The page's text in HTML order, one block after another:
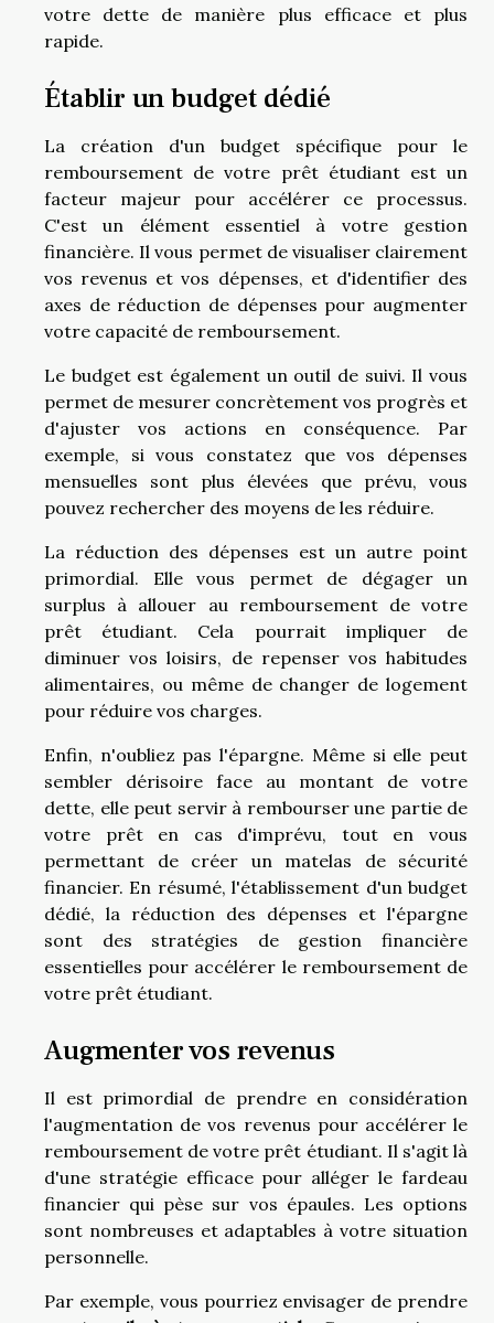
votre dette de manière plus efficace et plus
rapide.
Établir un budget dédié
La création d'un budget spécifique pour le
remboursement de votre prêt étudiant est un
facteur majeur pour accélérer ce processus.
C'est un élément essentiel à votre gestion
financière. Il vous permet de visualiser clairement
vos revenus et vos dépenses, et d'identifier des
axes de réduction de dépenses pour augmenter
votre capacité de remboursement.
Le budget est également un outil de suivi. Il vous
permet de mesurer concrètement vos progrès et
d'ajuster vos actions en conséquence. Par
exemple, si vous constatez que vos dépenses
mensuelles sont plus élevées que prévu, vous
pouvez rechercher des moyens de les réduire.
La réduction des dépenses est un autre point
primordial. Elle vous permet de dégager un
surplus à allouer au remboursement de votre
prêt étudiant. Cela pourrait impliquer de
diminuer vos loisirs, de repenser vos habitudes
alimentaires, ou même de changer de logement
pour réduire vos charges.
Enfin, n'oubliez pas l'épargne. Même si elle peut
sembler dérisoire face au montant de votre
dette, elle peut servir à rembourser une partie de
votre prêt en cas d'imprévu, tout en vous
permettant de créer un matelas de sécurité
financier. En résumé, l'établissement d'un budget
dédié, la réduction des dépenses et l'épargne
sont des stratégies de gestion financière
essentielles pour accélérer le remboursement de
votre prêt étudiant.
Augmenter vos revenus
Il est primordial de prendre en considération
l'augmentation de vos revenus pour accélérer le
remboursement de votre prêt étudiant. Il s'agit là
d'une stratégie efficace pour alléger le fardeau
financier qui pèse sur vos épaules. Les options
sont nombreuses et adaptables à votre situation
personnelle.
Par exemple, vous pourriez envisager de prendre